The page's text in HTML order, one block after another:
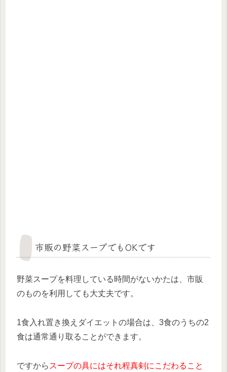
市販の野菜スープでもOKです
野菜スープを料理している時間がないかたは、市販
のものを利用しても大丈夫です。
1食入れ置き換えダイエットの場合は、3食のうちの2
食は通常通り取ることができます。
ですから スープの具にはそれ程真剣にこだわること